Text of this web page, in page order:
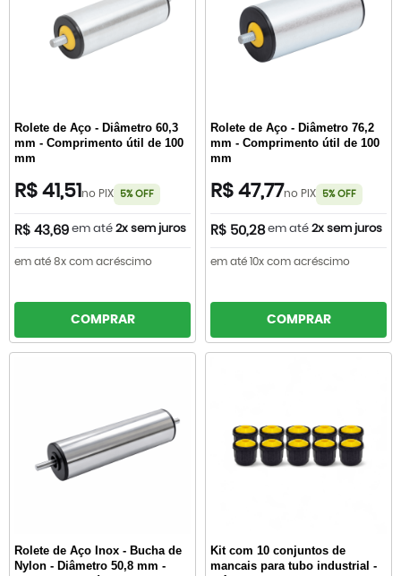
Rolete de Aço - Diâmetro 60,3
mm - Comprimento útil de 100
mm
R$ 41,51 no PIX 5% OFF
R$ 43,69 em até 2x sem juros
em até 8x com acréscimo
COMPRAR
Rolete de Aço - Diâmetro 76,2
mm - Comprimento útil de 100
mm
R$ 47,77no PIX 5% OFF
R$ 50,28 em até 2x sem juros
em até 10x com acréscimo
COMPRAR
Rolete de Aço Inox - Bucha de
Nylon - Diâmetro 50,8 mm -
Kit com 10 conjuntos de
mancais para tubo industrial -